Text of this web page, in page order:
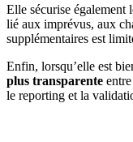
Elle sécurise également
lié aux imprévus, aux
supplémentaires est
Enfin, lorsqu’elle est
plus transparente
le reporting et la